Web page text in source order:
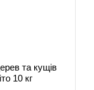
та кущів
10 кг